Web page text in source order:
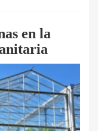
en la